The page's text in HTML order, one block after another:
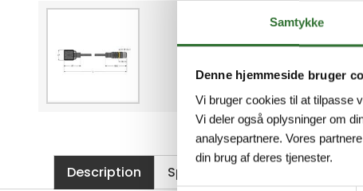
Samtykke
Denne hjemmeside bruger
Vi bruger cookies til at tilpasse
Vi deler også oplysninger om
analysepartnere. Vores
din brug af deres tjenester.
Description Specifications